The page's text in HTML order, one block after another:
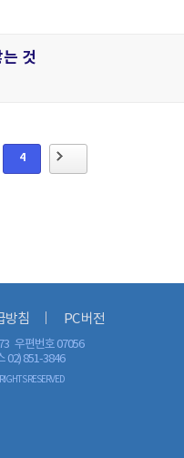
것
4
방침 PC 버전
우편번호 07056
02) 851-3846
RESERVED